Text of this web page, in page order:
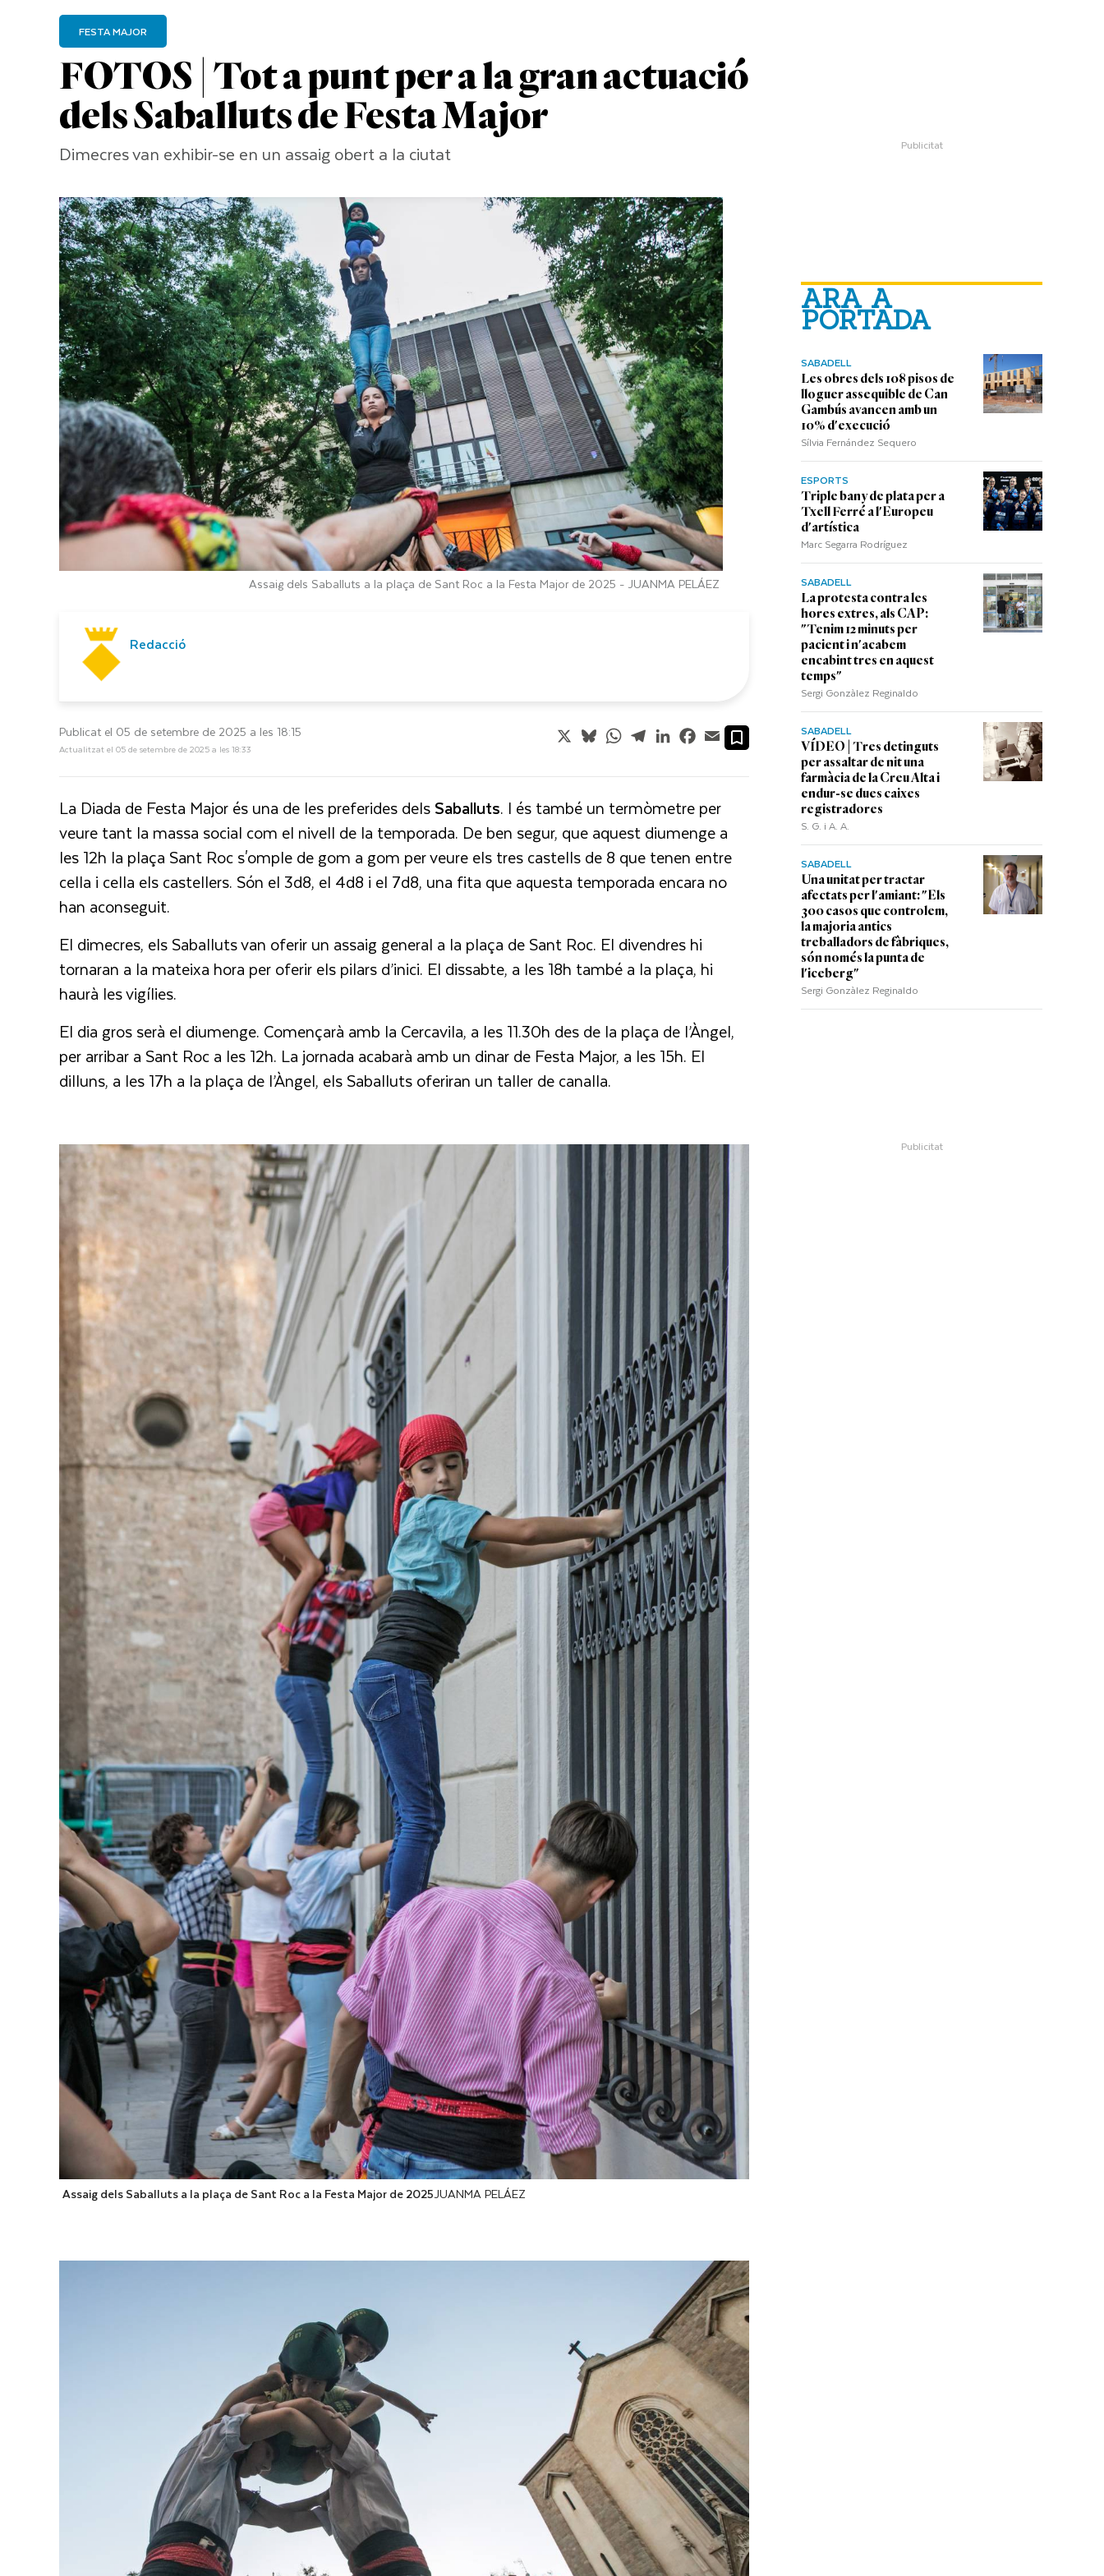
ARA A
PORTADA
SABADELL
Les obres dels 108 pisos de
lloguer assequible de Can
Gambús avancen amb un
10% d'execució
Sílvia Fernández Sequero
ESPORTS
Triple bany de plata per a
Txell Ferré a l'Europeu
d'artística
Marc Segarra Rodríguez
SABADELL
La protesta contra les
hores extres, als CAP:
"Tenim 12 minuts per
pacient i n'acabem
encabint tres en aquest
temps"
Sergi Gonzàlez Reginaldo
SABADELL
VÍDEO | Tres detinguts
per assaltar de nit una
farmàcia de la Creu Alta i
endur-se dues caixes
registradores
S. G. i A. A.
SABADELL
Una unitat per tractar
afectats per l'amiant: "Els
300 casos que controlem,
la majoria antics
treballadors de fàbriques,
són només la punta de
l'iceberg"
Sergi Gonzàlez Reginaldo
FOTOS | Tot a punt per a la gran actuació
dels Saballuts de Festa Major
FESTA MAJOR
Dimecres van exhibir-se en un assaig obert a la ciutat
Assaig dels Saballuts a la plaça de Sant Roc a la Festa Major de 2025 - JUANMA PELÁEZ
Redacció
Publicat el 05 de setembre de 2025 a les 18:15
Actualitzat el 05 de setembre de 2025 a les 18:33
X BlueskyWhatsApp
TelegramLinkedInFacebook
Email
La Diada de Festa Major és una de les preferides delsSaballuts. I és també un termòmetre per
veure tant la massa social com el nivell de la temporada. De ben segur, que aquest diumenge a
les 12h la plaça Sant Roc s'omple de gom a gom per veure els tres castells de 8 que tenen entre
cella i cella els castellers. Són el 3d8, el 4d8 i el 7d8, una fita que aquesta temporada encara no
han aconseguit.
El dimecres, els Saballuts van oferir un assaig general a la plaça de Sant Roc. El divendres hi
tornaran a la mateixa hora per oferir els pilars d’inici. El dissabte, a les 18h també a la plaça, hi
haurà les vigílies.
El dia gros serà el diumenge. Començarà amb la Cercavila, a les 11.30h des de la plaça de l’Àngel,
per arribar a Sant Roc a les 12h. La jornada acabarà amb un dinar de Festa Major, a les 15h. El
dilluns, a les 17h a la plaça de l’Àngel, els Saballuts oferiran un taller de canalla.
Assaig dels Saballuts a la plaça de Sant Roc a la Festa Major de 2025JUANMA PELÁEZ